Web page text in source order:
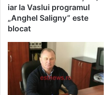
iar la Vaslui programul
„Anghel Saligny” este
blocat